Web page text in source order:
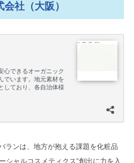
社（大阪）
ランは、地方が抱える課題を化粧品
シャルコスメティクス”創出に力を入